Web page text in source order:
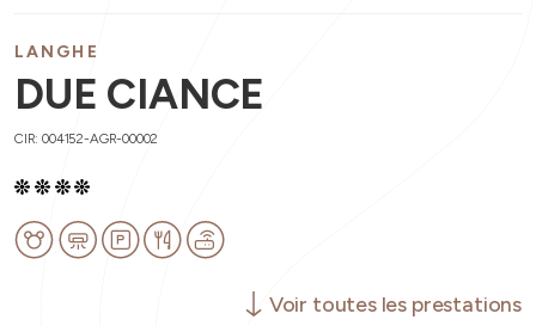
LANGHE
DUE CIANCE
CIR: 004152-AGR-00002
Voir toutes les prestations